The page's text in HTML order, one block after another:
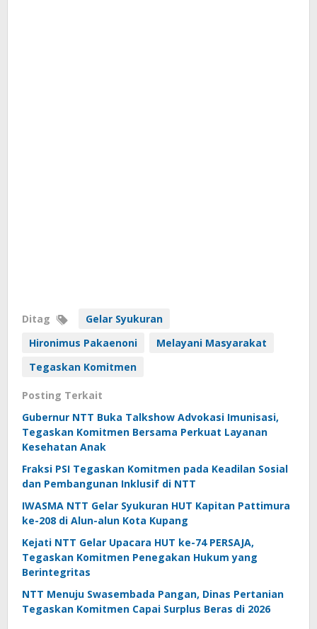
Ditag
Gelar Syukuran
Hironimus Pakaenoni
Melayani Masyarakat
Tegaskan Komitmen
Posting Terkait
Gubernur NTT Buka Talkshow Advokasi Imunisasi,
Tegaskan Komitmen Bersama Perkuat Layanan
Kesehatan Anak
Fraksi PSI Tegaskan Komitmen pada Keadilan Sosial
dan Pembangunan Inklusif di NTT
IWASMA NTT Gelar Syukuran HUT Kapitan Pattimura
ke-208 di Alun-alun Kota Kupang
Kejati NTT Gelar Upacara HUT ke-74 PERSAJA,
Tegaskan Komitmen Penegakan Hukum yang
Berintegritas
NTT Menuju Swasembada Pangan, Dinas Pertanian
Tegaskan Komitmen Capai Surplus Beras di 2026